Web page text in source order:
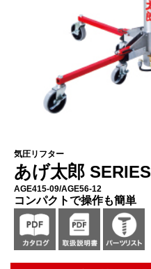
気圧リフター
あげ太郎 SERIES
AGE415-09/AGE56-12
コンパクトで操作も簡単